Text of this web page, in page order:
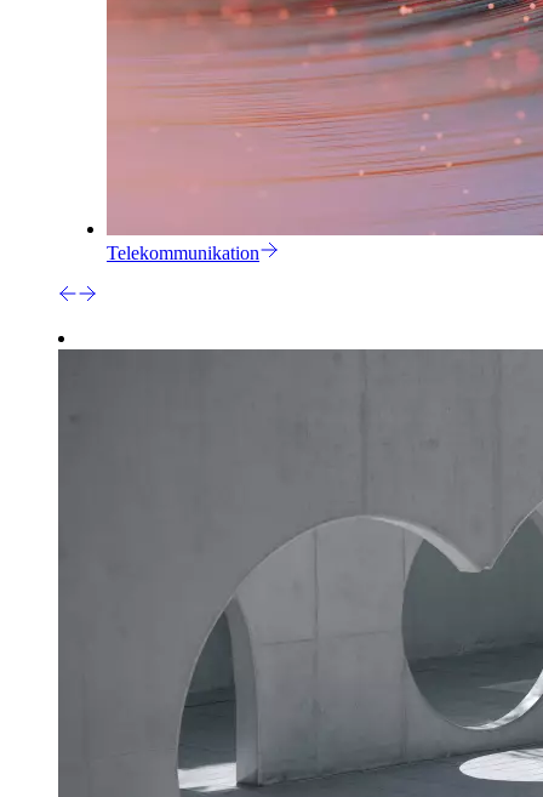
Telekommunikation